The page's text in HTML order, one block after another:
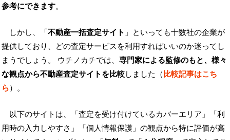
参考にできます。
しかし、「不動産一括査定サイト 」といっても十数社の企業が
提供しており、どの査定サービスを利用すればいいのか迷ってし
まうでしょう。 ウチノカチでは、 専門家による監修のもと、様々
な観点から不動産査定サイトを比較しました（比較記事はこち
ら）。
以下のサイトは、「査定を受け付けているカバーエリア」「利
用時の入力しやすさ」「個人情報保護」の観点から特に評価が高